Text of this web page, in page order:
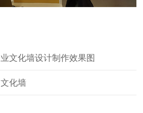
文化墙设计制作效果图
化墙